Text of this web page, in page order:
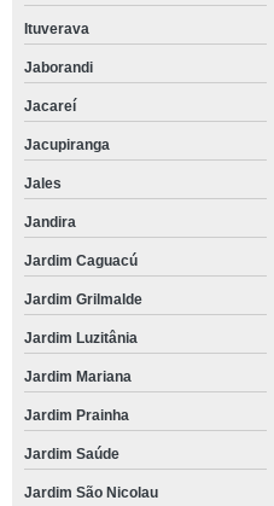
Ituverava
Jaborandi
Jacareí
Jacupiranga
Jales
Jandira
Jardim Caguacú
Jardim Grilmalde
Jardim Luzitânia
Jardim Mariana
Jardim Prainha
Jardim Saúde
Jardim São Nicolau